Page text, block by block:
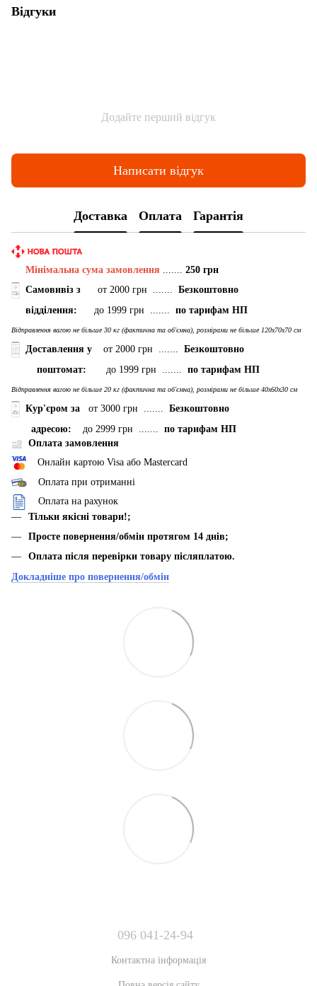
Відгуки
Додайте перший відгук
Написати відгук
Доставка Оплата Гарантія
Мінімальна сума замовлення ....... 250 грн
Самовивіз з
от 2000 грн ....... Безкоштовно
відділення: до 1999 грн ....... по тарифам НП
Відправлення вагою не більше 30 кг (фактична та об'ємна), розмірами не більше 120х70х70 см
Доставлення у от 2000 грн ....... Безкоштовно
поштомат: до 1999 грн ....... по тарифам НП
Відправлення вагою не більше 20 кг (фактична та об'ємна), розмірами не більше 40х60х30 см
Кур'єром за от 3000 грн ....... Безкоштовно
адресою: до 2999 грн ....... по тарифам НП
Оплата замовлення
Онлайн картою Visa або Mastercard
Оплата при отриманні
Оплата на рахунок
Тільки якісні товари!;
Просте повернення/обмін протягом 14 днів;
Оплата після перевірки товару післяплатою.
Докладніше про повернення/обмін
096 041-24-94
Контактна інформація